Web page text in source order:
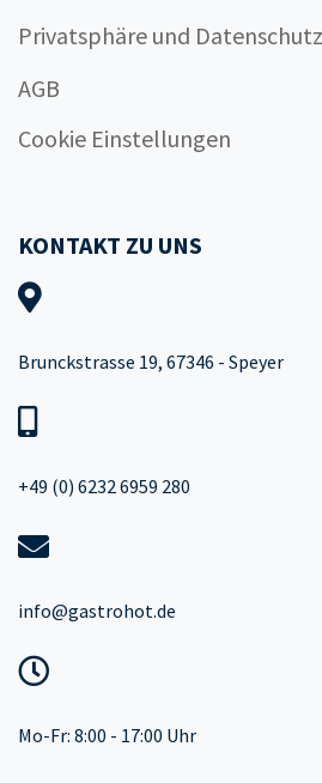
Privatsphäre und Datenschutz
AGB
Cookie Einstellungen
KONTAKT ZU UNS
Brunckstrasse 19, 67346 - Speyer
+49 (0) 6232 6959 280
info@gastrohot.de
Mo-Fr: 8:00 - 17:00 Uhr